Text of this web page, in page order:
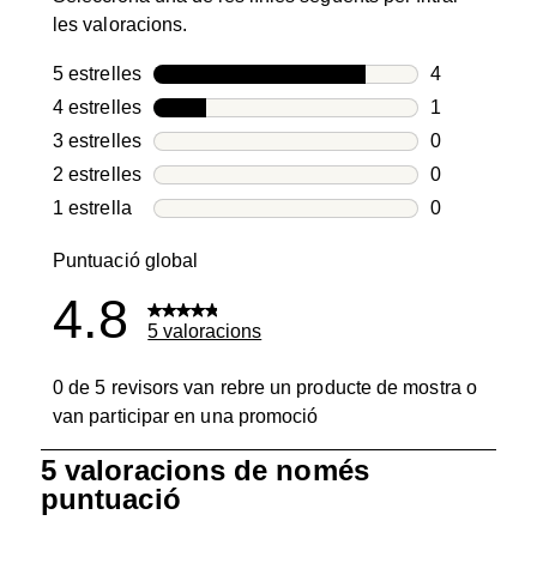
les valoracions.
5 estrellesestrelles
4
4
4 estrellesestrelles
1
1 valoració
3 estrellesestrelles
0
0
2 estrellesestrelles
0
0
1 estrellaestrelles
0
Puntuació global
4.8 5 valoracions
0 de 5 revisors van rebre un producte de mostra o
van participar en una promoció
5 valoracions de només
puntuació